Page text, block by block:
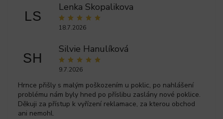
LS
Lenka Skopalikova
18.7.2026
SH
Silvie Hanulíková
9.7.2026
Hrnce přišly s malým poškozením u poklic, po nahlášení
problému nám byly hned po příslibu zaslány nové poklice.
Děkuji za přístup k vyřízení reklamace, za kterou obchod
ani nemohl.